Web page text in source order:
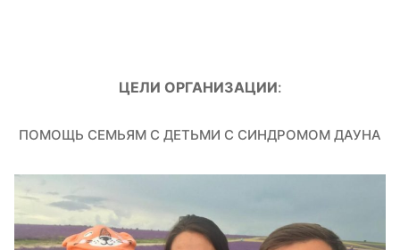
ЦЕЛИ ОРГАНИЗАЦИИ:
ПОМОЩЬ СЕМЬЯМ С ДЕТЬМИ С СИНДРОМОМ ДАУНА